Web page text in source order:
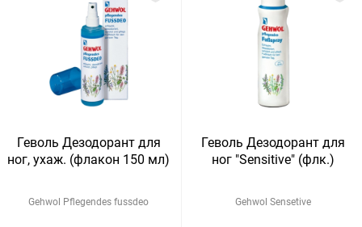
Геволь Дезодорант для
ног, ухаж. (флакон 150 мл)
Gehwol Pflegendes fussdeo
Геволь Дезодорант для
ног "Sensitive" (флк.)
Gehwol Sensetive